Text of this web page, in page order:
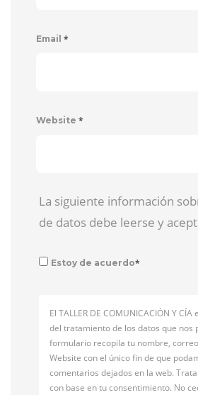
Email *
Website *
La siguiente información
de datos debe leerse y
Estoy de acuerdo*
El TALLER DE COMUNICACIÓN Y
del tratamiento de los datos que nos
formulario recopila tu nombre,
Website con el único fin de que
comentarios dejados en la web.
con base en tu consentimiento. No